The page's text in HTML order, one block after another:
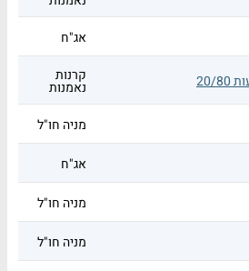
אג"ח
80 קרנות
נאמנות
מניה חו"ל
אג"ח
מניה חו"ל
מניה חו"ל